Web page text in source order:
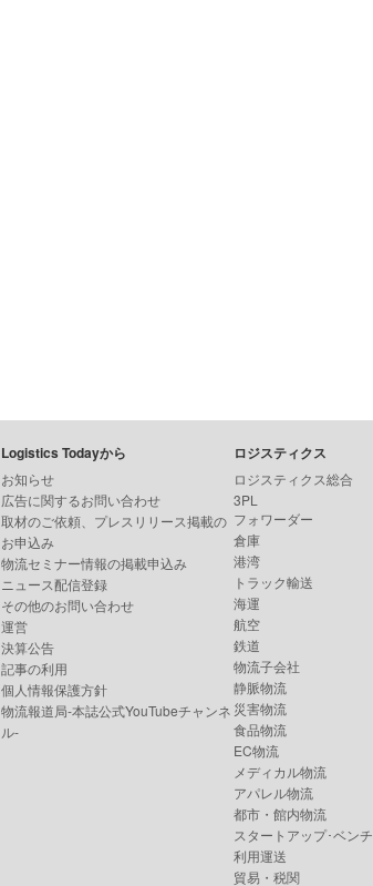
Logistics Todayから
お知らせ
広告に関するお問い合わせ
取材のご依頼、プレスリリース掲載の
お申込み
物流セミナー情報の掲載申込み
ニュース配信登録
その他のお問い合わせ
運営
決算公告
記事の利用
個人情報保護方針
物流報道局-本誌公式YouTubeチャンネ
ル-
ロジスティクス
ロジスティクス総合
3PL
フォワーダー
倉庫
港湾
トラック輸送
海運
航空
鉄道
物流子会社
静脈物流
災害物流
食品物流
EC物流
メディカル物流
アパレル物流
都市・館内物流
スタートアップ･ベン
利用運送
貿易・税関